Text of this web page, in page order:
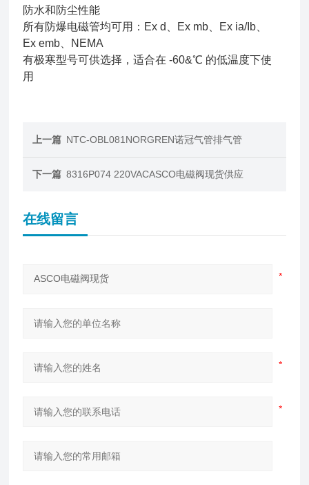
防水和防尘性能
所有防爆电磁管均可用：Ex d、Ex mb、Ex ia/Ib、
Ex emb、NEMA
有极寒型号可供选择，适合在 -60&℃ 的低温度下使
用
上一篇 NTC-OBL081NORGREN诺冠气管排气管
下一篇 8316P074 220VACASCO电磁阀现货供应
在线留言